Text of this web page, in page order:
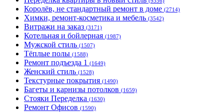
Королёв, не стандартный ремонт в доме (2714)
Химки, ремонт-косметика и мебель (3542)
Витражи на заказ (3171)
Котельная и бойлерная (1987)
Мужской стиль (1507)
Тёплые полы (1588)
Ремонт подъезда 1 (1649)
Женский стиль (1528)
Текстурные покрытия (1490)
Багеты и карнизы потолков (1659)
Стояки Переделка (1630)
Ремонт Офисов (1590)